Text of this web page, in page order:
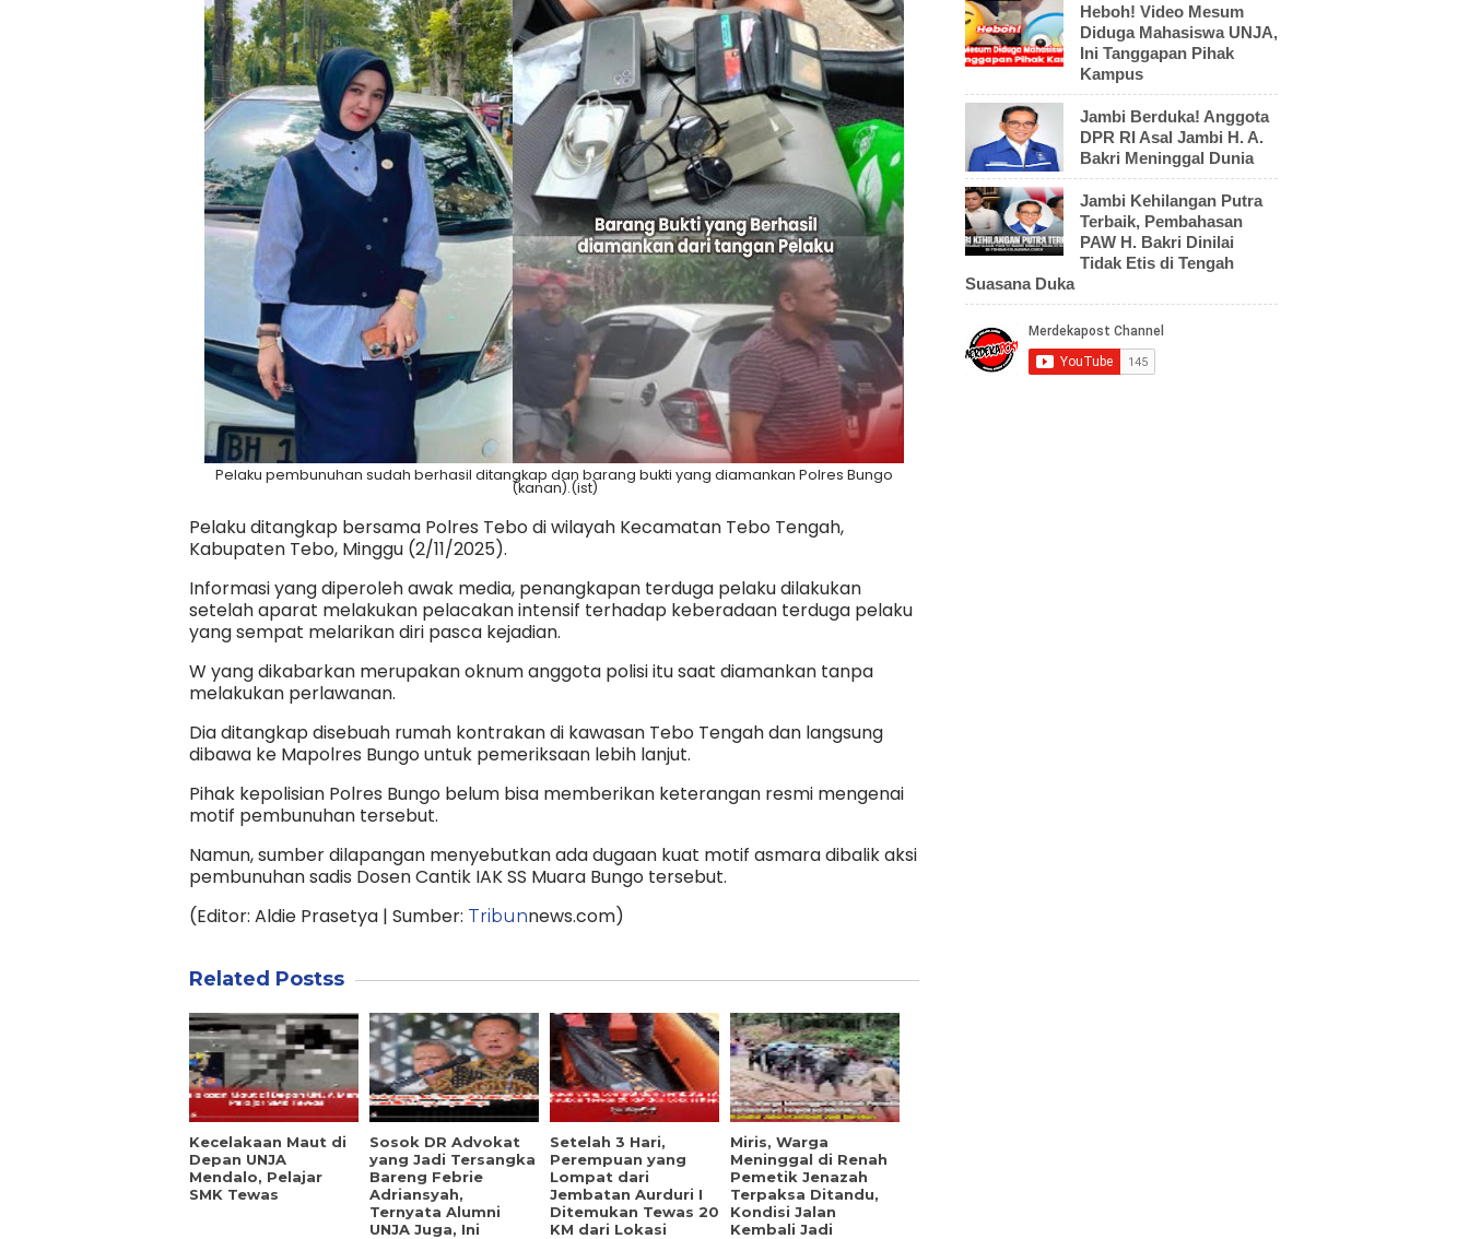
Pelaku pembunuhan sudah berhasil ditangkap dan barang bukti yang diamankan Polres Bungo
(kanan).(ist)
Pelaku ditangkap bersama Polres Tebo di wilayah Kecamatan Tebo Tengah,
Kabupaten Tebo, Minggu (2/11/2025).
Informasi yang diperoleh awak media, penangkapan terduga pelaku dilakukan
setelah aparat melakukan pelacakan intensif terhadap keberadaan terduga pelaku
yang sempat melarikan diri pasca kejadian.
W yang dikabarkan merupakan oknum anggota polisi itu saat diamankan tanpa
melakukan perlawanan.
Dia ditangkap disebuah rumah kontrakan di kawasan Tebo Tengah dan langsung
dibawa ke Mapolres Bungo untuk pemeriksaan lebih lanjut.
Pihak kepolisian Polres Bungo belum bisa memberikan keterangan resmi mengenai
motif pembunuhan tersebut.
Namun, sumber dilapangan menyebutkan ada dugaan kuat motif asmara dibalik aksi
pembunuhan sadis Dosen Cantik IAK SS Muara Bungo tersebut.
(Editor: Aldie Prasetya | Sumber: Tribunnews.com)
Related Postss
Kecelakaan Maut di
Depan UNJA
Mendalo, Pelajar
SMK Tewas
Sosok DR Advokat
yang Jadi Tersangka
Bareng Febrie
Adriansyah,
Ternyata Alumni
UNJA Juga, Ini
Setelah 3 Hari,
Perempuan yang
Lompat dari
Jembatan Aurduri I
Ditemukan Tewas 20
KM dari Lokasi
Miris, Warga
Meninggal di Renah
Pemetik Jenazah
Terpaksa Ditandu,
Kondisi Jalan
Kembali Jadi
Heboh! Video Mesum
Diduga Mahasiswa UNJA,
Ini Tanggapan Pihak
Kampus
Jambi Berduka! Anggota
DPR RI Asal Jambi H. A.
Bakri Meninggal Dunia
Jambi Kehilangan Putra
Terbaik, Pembahasan
PAW H. Bakri Dinilai
Tidak Etis di Tengah
Suasana Duka